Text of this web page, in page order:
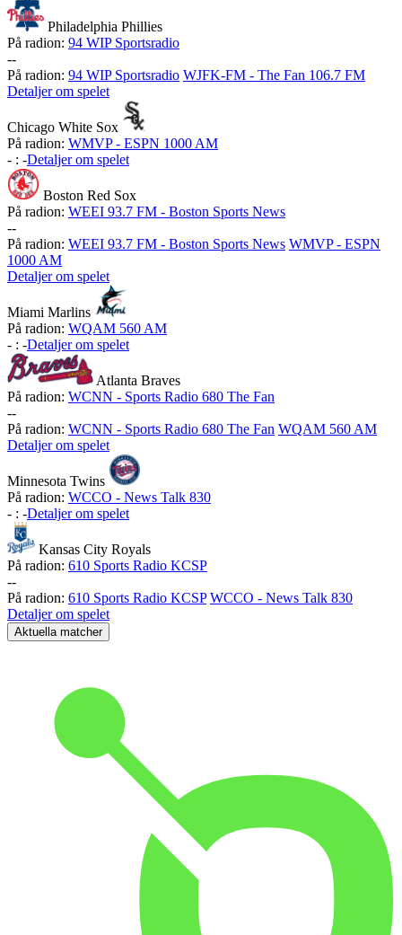
Philadelphia Phillies
På radion: 94 WIP Sportsradio
--
På radion: 94 WIP Sportsradio WJFK-FM - The Fan 106.7 FM
Detaljer om spelet
Chicago White Sox
På radion: WMVP - ESPN 1000 AM
- : -Detaljer om spelet
Boston Red Sox
På radion: WEEI 93.7 FM - Boston Sports News
--
På radion: WEEI 93.7 FM - Boston Sports News WMVP - ESPN
1000 AM
Detaljer om spelet
Miami Marlins
På radion: WQAM 560 AM
- : -Detaljer om spelet
Atlanta Braves
På radion: WCNN - Sports Radio 680 The Fan
--
På radion: WCNN - Sports Radio 680 The Fan WQAM 560 AM
Detaljer om spelet
Minnesota Twins
På radion: WCCO - News Talk 830
- : -Detaljer om spelet
Kansas City Royals
På radion: 610 Sports Radio KCSP
--
På radion: 610 Sports Radio KCSP WCCO - News Talk 830
Detaljer om spelet
Aktuella matcher